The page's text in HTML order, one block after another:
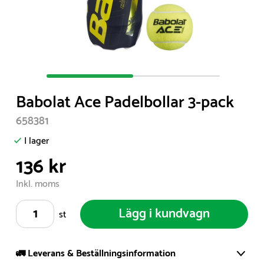
of
2
Babolat Ace Padelbollar 3-pack
658381
I lager
136 kr
Inkl. moms
st
Lägg i kundvagn
🚛 Leverans & Beställningsinformation